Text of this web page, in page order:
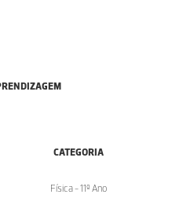
CATEGORIA
Física - 11º Ano